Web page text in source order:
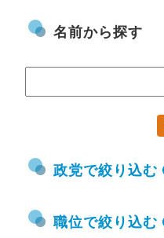
名前から探す
政党で絞り込む
職位で絞り込む